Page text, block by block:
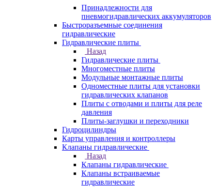
Принадлежности для
пневмогидравлических аккумуляторов
Быстроразъемные соединения
гидравлические
Гидравлические плиты
Назад
Гидравлические плиты
Многоместные плиты
Модульные монтажные плиты
Одноместные плиты для установки
гидравлических клапанов
Плиты с отводами и плиты для реле
давления
Плиты-заглушки и переходники
Гидроцилиндры
Карты управления и контроллеры
Клапаны гидравлические
Назад
Клапаны гидравлические
Клапаны встраиваемые
гидравлические